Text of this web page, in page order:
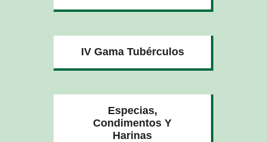
IV Gama Tubérculos
Especias,
Condimentos Y
Harinas